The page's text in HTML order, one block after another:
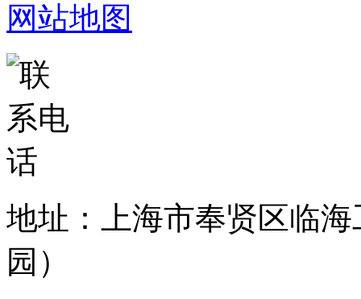
网站地图
地址：上海市奉贤区临
园）